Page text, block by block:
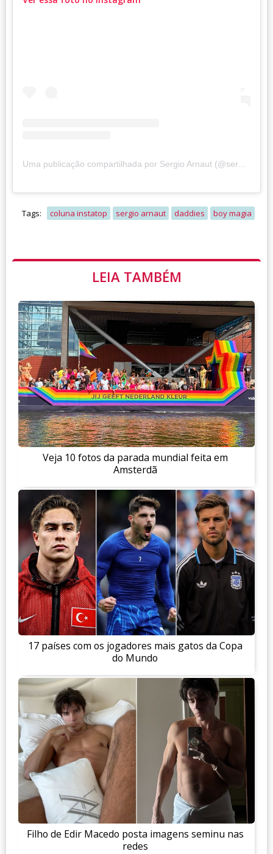
Tags: coluna instatop sergio arnaut daddies boy magia
LEIA TAMBÉM
Veja 10 fotos da parada mundial feita em
Amsterdã
17 países com os jogadores mais gatos da Copa
do Mundo
Filho de Edir Macedo posta imagens seminu nas
redes